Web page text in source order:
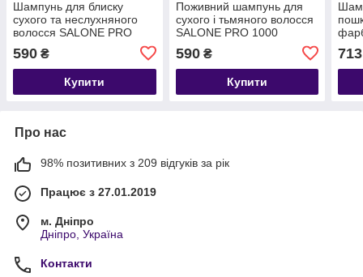
Шампунь для блиску
сухого та неслухняного
волосся SALONE PRO
590 ₴
Купити
Поживний шампунь для
сухого і тьмяного волосся
SALONE PRO 1000
мл.Шампунь стабілізатор
кольору SALONE PRO
1000 мл
590₴
Купити
713
Про нас
98% позитивних з 209 відгуків за рік
Працює з 27.01.2019
м. Дніпро
Дніпро, Україна
Контакти